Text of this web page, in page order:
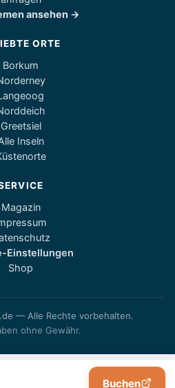
Buchen
ansehen →
ORTE
Borkum
Greetsiel
Inseln
Magazin
Einstellungen
Shop
— Alle Rechte vorbehalten.
ohne Gewähr.